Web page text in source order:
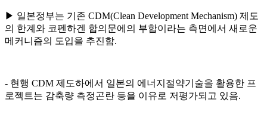
▶ 일본정부는 기존 CDM(Clean Development Mechanism) 제도
의 한계와 코펜하겐 합의문에의 부합이라는 측면에서 새로운
메커니즘의 도입을 추진함.
- 현행 CDM 제도하에서 일본의 에너지절약기술을 활용한 프
로젝트는 감축량 측정곤란 등을 이유로 저평가되고 있음.